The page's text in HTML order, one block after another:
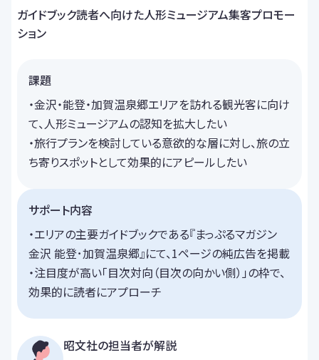
ガイドブック読者へ向けた人形ミュージアム集客プロモー
ション
課題
・金沢・能登・加賀温泉郷エリアを訪れる観光客に向け
て、人形ミュージアムの認知を拡大したい
・旅行プランを検討している意欲的な層に対し、旅の立
ち寄りスポットとして効果的にアピールしたい
サポート内容
・エリアの主要ガイドブックである『まっぷるマガジン
金沢 能登･加賀温泉郷』にて、1ページの純広告を掲載
・注目度が高い「目次対向（目次の向かい側）」の枠で、
効果的に読者にアプローチ
昭文社の担当者が解説